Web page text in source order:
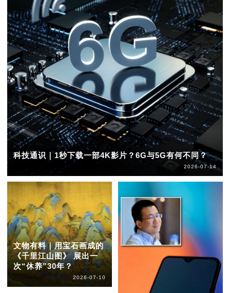
科技通识｜1秒下载一部4K影片？6G与5G有何不同？
2026-07-14
文物有料｜用宝石画成的
《千里江山图》 展出一
次“休养”30年？
2026-07-10